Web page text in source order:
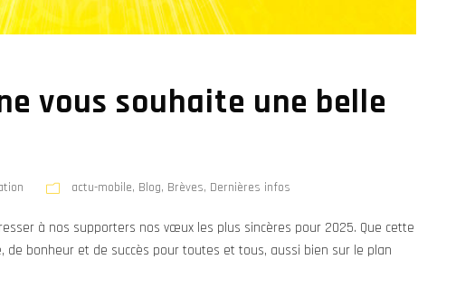
vous souhaite une belle
actu-mobile, Blog, Brèves, Dernières infos
à nos supporters nos vœux les plus sincères pour 2025. Que cette
de bonheur et de succès pour toutes et tous, aussi bien sur le plan